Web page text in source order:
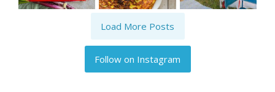
Load More Posts
Follow on Instagram